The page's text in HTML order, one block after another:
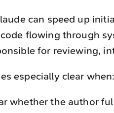
can speed up
flowing through
for reviewing,
especially clear when:
whether the author